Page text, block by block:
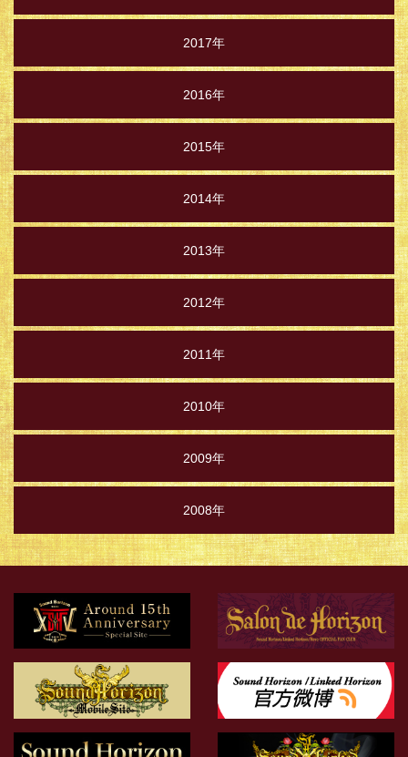
2017年
2016年
2015年
2014年
2013年
2012年
2011年
2010年
2009年
2008年